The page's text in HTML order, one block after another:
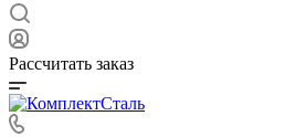
Рассчитать заказ